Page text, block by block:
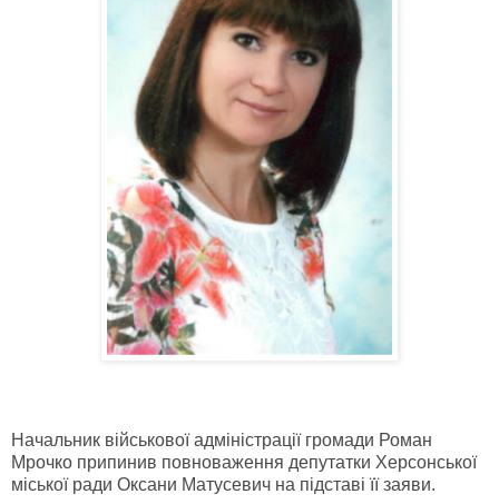
Начальник військової адміністрації громади Роман
Мрочко припинив повноваження депутатки Херсонської
міської ради Оксани Матусевич на підставі її заяви.